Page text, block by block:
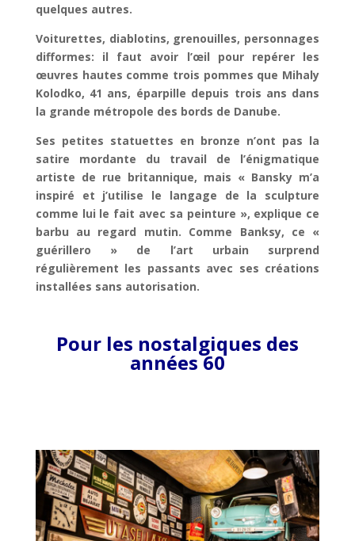
quelques autres.
Voiturettes, diablotins, grenouilles, personnages
difformes: il faut avoir l’œil pour repérer les
œuvres hautes comme trois pommes que Mihaly
Kolodko, 41 ans, éparpille depuis trois ans dans
la grande métropole des bords de Danube.
Ses petites statuettes en bronze n’ont pas la
satire mordante du travail de l’énigmatique
artiste de rue britannique, mais « Bansky m’a
inspiré et j’utilise le langage de la sculpture
comme lui le fait avec sa peinture », explique ce
barbu au regard mutin. Comme Banksy, ce «
guérillero » de l’art urbain surprend
régulièrement les passants avec ses créations
installées sans autorisation.
Pour les nostalgiques des
années 60